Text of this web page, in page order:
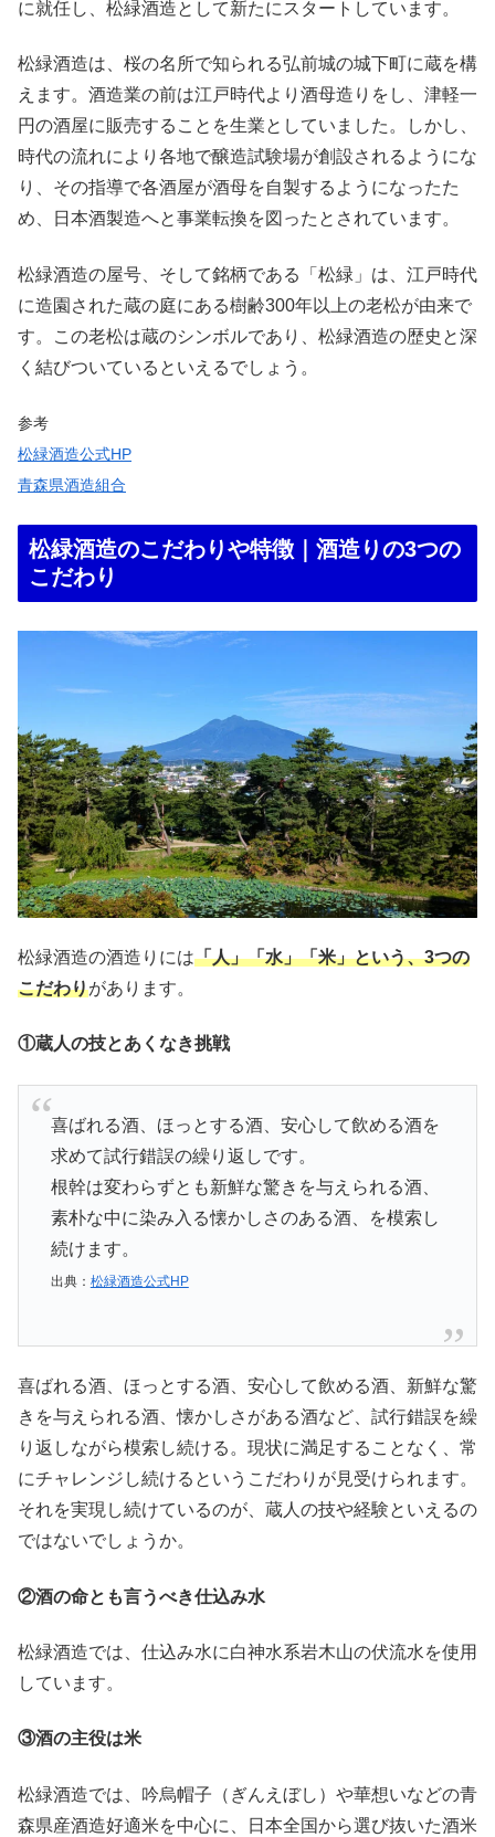
に就任し、松緑酒造として新たにスタートしています。
松緑酒造は、桜の名所で知られる弘前城の城下町に蔵を構
えます。酒造業の前は江戸時代より酒母造りをし、津軽一
円の酒屋に販売することを生業としていました。しかし、
時代の流れにより各地で醸造試験場が創設されるようにな
り、その指導で各酒屋が酒母を自製するようになったた
め、日本酒製造へと事業転換を図ったとされています。
松緑酒造の屋号、そして銘柄である「松緑」は、江戸時代
に造園された蔵の庭にある樹齢300年以上の老松が由来で
す。この老松は蔵のシンボルであり、松緑酒造の歴史と深
く結びついているといえるでしょう。
参考
松緑酒造公式HP
青森県酒造組合
松緑酒造のこだわりや特徴｜酒造りの3つの
こだわり
松緑酒造の酒造りには「人」「水」「米」という、3つの
こだわりがあります。
①蔵人の技とあくなき挑戦
喜ばれる酒、ほっとする酒、安心して飲める酒を
求めて試行錯誤の繰り返しです。
根幹は変わらずとも新鮮な驚きを与えられる酒、
素朴な中に染み入る懐かしさのある酒、を模索し
続けます。
出典： 松緑酒造公式HP
喜ばれる酒、ほっとする酒、安心して飲める酒、新鮮な驚
きを与えられる酒、懐かしさがある酒など、試行錯誤を繰
り返しながら模索し続ける。現状に満足することなく、常
にチャレンジし続けるというこだわりが見受けられます。
それを実現し続けているのが、蔵人の技や経験といえるの
ではないでしょうか。
②酒の命とも言うべき仕込み水
松緑酒造では、仕込み水に白神水系岩木山の伏流水を使用
しています。
③酒の主役は米
松緑酒造では、吟烏帽子（ぎんえぼし）や華想いなどの青
森県産酒造好適米を中心に、日本全国から選び抜いた酒米